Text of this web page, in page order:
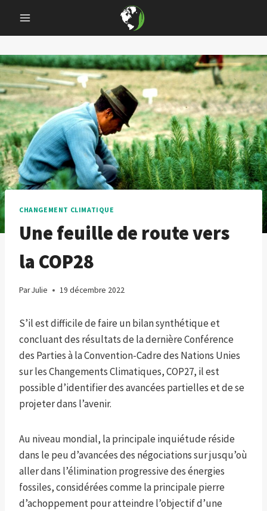
content
CHANGEMENT CLIMATIQUE
Une feuille de route vers
la COP28
ParJulie 19 décembre 2022
S’il est difficile de faire un bilan synthétique et
concluant des résultats de la dernière Conférence
des Parties à la Convention-Cadre des Nations Unies
sur les Changements Climatiques, COP27, il est
possible d’identifier des avancées partielles et de se
projeter dans l’avenir.
Au niveau mondial, la principale inquiétude réside
dans le peu d’avancées des négociations sur jusqu’où
aller dans l’élimination progressive des énergies
fossiles, considérées comme la principale pierre
d’achoppement pour atteindre l’objectif d’une